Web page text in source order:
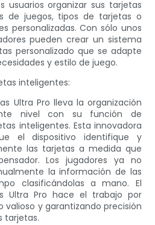
usuarios organizar sus tarjetas
de juegos, tipos de tarjetas o
personalizadas. Con sólo unos
pueden crear un sistema
personalizado que se adapte
y estilo de juego.
inteligentes:
Ultra Pro lleva la organización
nivel con su función de
inteligentes. Esta innovadora
el dispositivo identifique y
las tarjetas a medida que
Los jugadores ya no
la información de las
clasificándolas a mano. El
Ultra Pro hace el trabajo por
valioso y garantizando precisión
tarjetas.